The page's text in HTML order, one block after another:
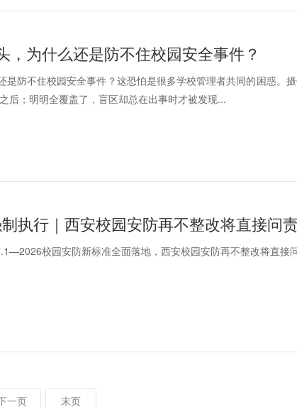
，为什么还是防不住校园安全事件？
是防不住校园安全事件？这恐怕是很多学校管理者共同的困惑。
后；明明全覆盖了，盲区却总在出事时才被发现...
执行｜西安校园安防再不整改将直接问责
校园安防新标准全面落地，西安校园安防再不整改将直接问
一页 末页